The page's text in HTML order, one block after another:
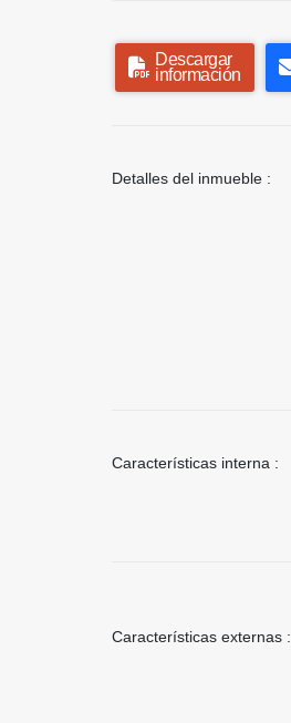
Descargar
información
Detalles del inmueble :
Características interna :
Características externas :